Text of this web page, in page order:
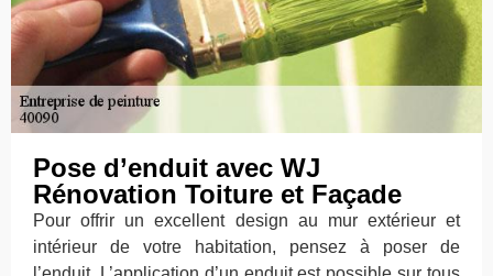
Pose d’enduit avec WJ
Rénovation Toiture et Façade
Pour offrir un excellent design au mur extérieur et
intérieur de votre habitation, pensez à poser de